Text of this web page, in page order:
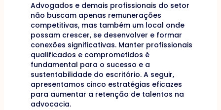
Advogados e demais profissionais do setor
não buscam apenas remunerações
competitivas, mas também um local onde
possam crescer, se desenvolver e formar
conexões significativas. Manter profissionais
qualificados e comprometidos é
fundamental para o sucesso e a
sustentabilidade do escritório. A seguir,
apresentamos cinco estratégias eficazes
para aumentar a retenção de talentos na
advocacia.